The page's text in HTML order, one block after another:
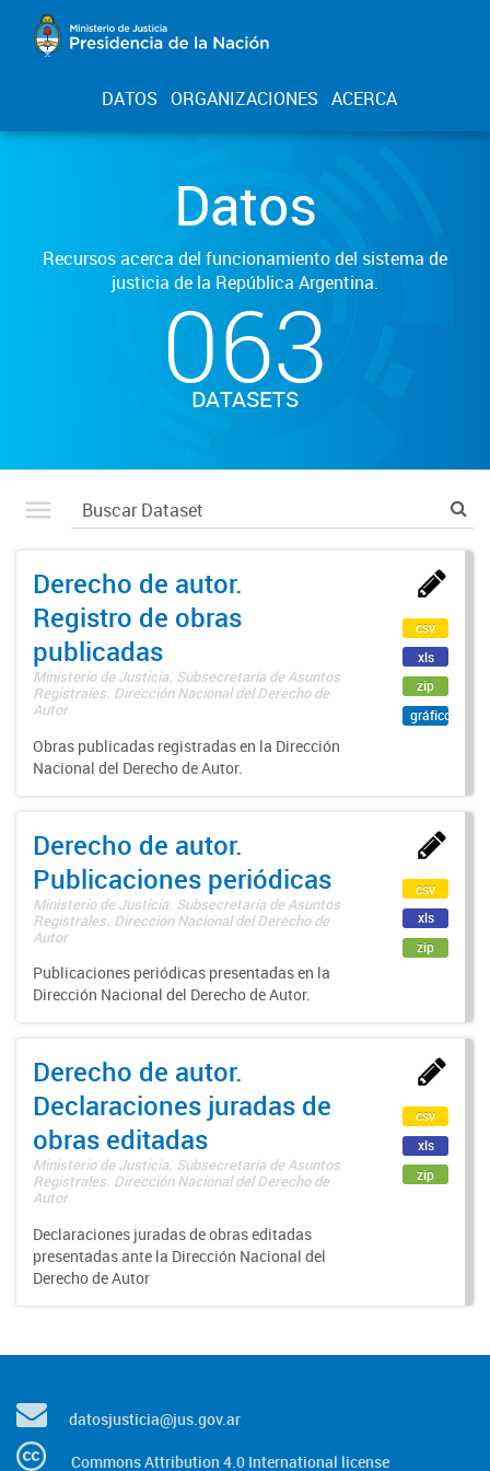
DATOS ORGANIZACIONES ACERCA
Datos
Recursos acerca del funcionamiento del sistema de
justicia de la República Argentina.
063
DATASETS
Derecho de autor.
Registro de obras
publicadas
Ministerio de Justicia. Subsecretaría de Asuntos
Registrales. Dirección Nacional del Derecho de
Autor
Obras publicadas registradas en la Dirección
Nacional del Derecho de Autor.
csv
xls
zip
gráfico
Derecho de autor.
Publicaciones periódicas
Ministerio de Justicia. Subsecretaría de Asuntos
Registrales. Dirección Nacional del Derecho de
Autor
Publicaciones periódicas presentadas en la
Dirección Nacional del Derecho de Autor.
csv
xls
zip
Derecho de autor.
Declaraciones juradas de
obras editadas
Ministerio de Justicia. Subsecretaría de Asuntos
Registrales. Dirección Nacional del Derecho de
Autor
Declaraciones juradas de obras editadas
presentadas ante la Dirección Nacional del
Derecho de Autor
csv
xls
zip
datosjusticia@jus.gov.ar
Commons Attribution 4.0 International license